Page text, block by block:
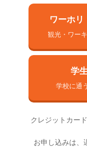
ワーホリ
観光・ワー
学
学校に通
クレジットカー
お申し込みは、